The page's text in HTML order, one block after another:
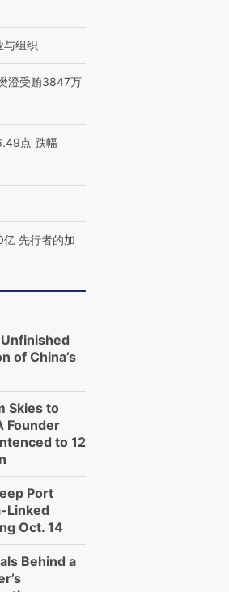
与组织
澄受贿3847万
点 跌幅
先行者的加
of China’s
Skies to
Founder
to 12
Port
Linked
Oct. 14
Behind a